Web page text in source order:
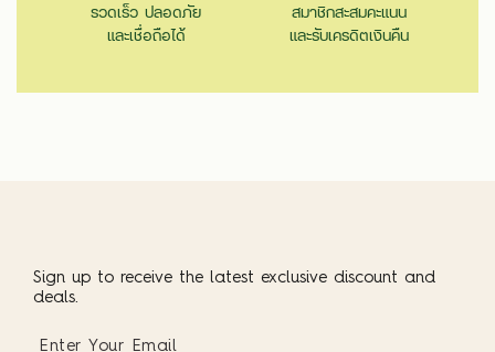
รวดเร็ว ปลอดภัย
และเชื่อถือได้
สมาชิกสะสมคะแนน
และรับเครดิตเงินคืน
Sign up to receive the latest exclusive discount and
deals.